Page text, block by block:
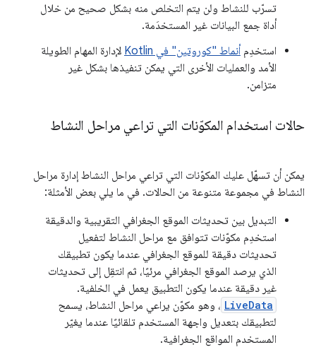
تسرّب للنشاط ولن يتم التخلص منه بشكل صحيح من خلال
أداة جمع البيانات غير المستخدَمة.
استخدِم أنماط "كوروتين" في Kotlin
لإدارة المهام الطويلة
الأمد والعمليات الأخرى التي يمكن تنفيذها بشكل غير
متزامن.
حالات استخدام المكوّنات التي تراعي مراحل النشاط
يمكن أن تسهّل عليك المكوّنات التي تراعي مراحل النشاط إدارة مراحل
النشاط في مجموعة متنوعة من الحالات. في ما يلي بعض الأمثلة:
التبديل بين تحديثات الموقع الجغرافي التقريبية والدقيقة
استخدِم مكوّنات تتوافق مع مراحل النشاط لتفعيل
تحديثات دقيقة للموقع الجغرافي عندما يكون تطبيقك
الذي يرصد الموقع الجغرافي مرئيًا، ثم انتقِل إلى تحديثات
غير دقيقة عندما يكون التطبيق يعمل في الخلفية.
LiveData ، وهو مكوّن يراعي مراحل النشاط، يسمح
لتطبيقك بتعديل واجهة المستخدم تلقائيًا عندما يغيّر
المستخدم المواقع الجغرافية.